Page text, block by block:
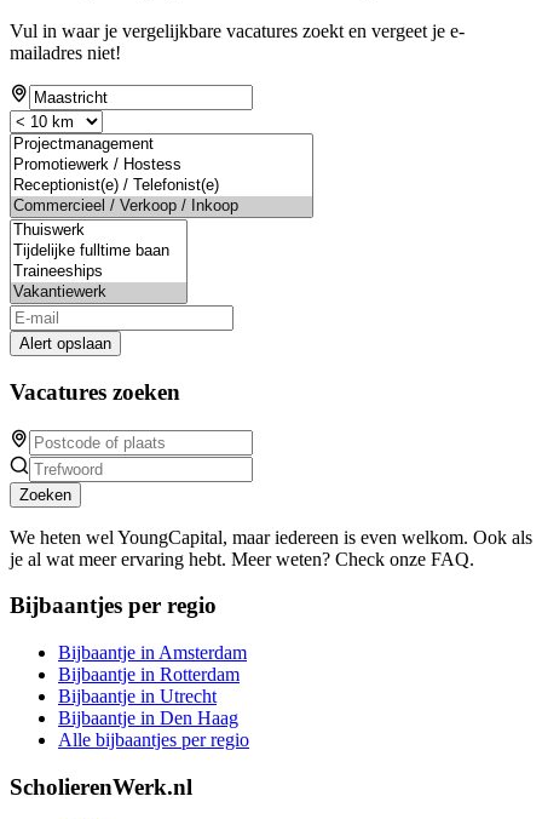
Vul in waar je vergelijkbare vacatures zoekt en vergeet je e-
mailadres niet!
Alert opslaan
Vacatures zoeken
Zoeken
We heten wel YoungCapital, maar iedereen is even welkom. Ook als
je al wat meer ervaring hebt. Meer weten? Check onze FAQ.
Bijbaantjes per regio
Bijbaantje in Amsterdam
Bijbaantje in Rotterdam
Bijbaantje in Utrecht
Bijbaantje in Den Haag
Alle bijbaantjes per regio
ScholierenWerk.nl